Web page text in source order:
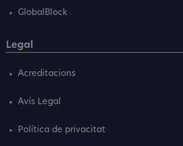
GlobalBlock
Legal
Acreditacions
Avís Legal
Política de privacitat